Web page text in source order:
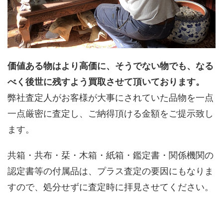
価値ある物はより高価に、そうでない物でも、なる
べく後世に残すよう買取させて頂いております。
弊社査定人がお客様が大事にされていた品物を一点
一点厳密に査定し、ご納得頂ける金額をご提示致し
ます。
共箱・共布・栞・木箱・紙箱・鑑定書・関係機関の
認定書等の付属品は、プラス査定の要因にもなりま
すので、処分せずに査定時に拝見させてください。